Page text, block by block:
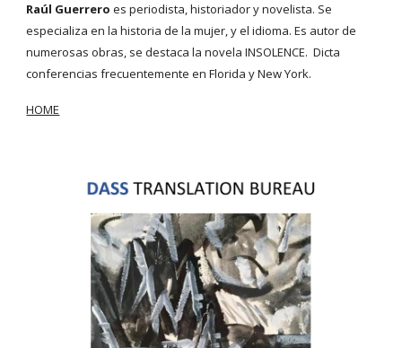
Raúl Guerrero es periodista, historiador y novelista. Se
especializa en la historia de la mujer, y el idioma. Es autor de
numerosas obras, se destaca la novela INSOLENCE. Dicta
conferencias frecuentemente en Florida y New York.
HOME